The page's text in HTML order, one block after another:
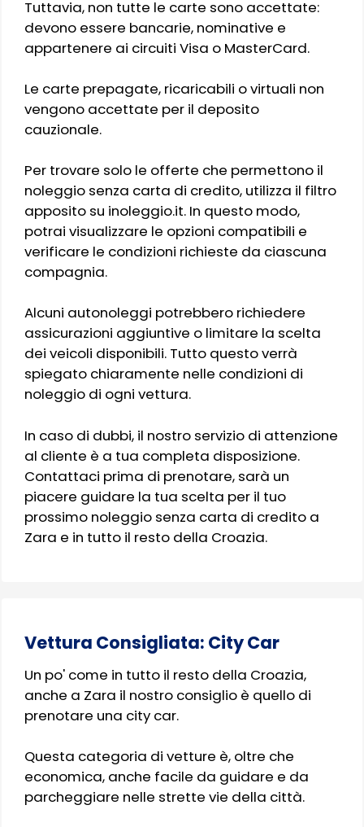
Tuttavia, non tutte le carte sono accettate:
devono essere bancarie, nominative e
appartenere ai circuiti Visa o MasterCard.
Le carte prepagate, ricaricabili o virtuali non
vengono accettate per il deposito
cauzionale.
Per trovare solo le offerte che permettono il
noleggio senza carta di credito, utilizza il filtro
apposito su inoleggio.it. In questo modo,
potrai visualizzare le opzioni compatibili e
verificare le condizioni richieste da ciascuna
compagnia.
Alcuni autonoleggi potrebbero richiedere
assicurazioni aggiuntive o limitare la scelta
dei veicoli disponibili. Tutto questo verrà
spiegato chiaramente nelle condizioni di
noleggio di ogni vettura.
In caso di dubbi, il nostro servizio di attenzione
al cliente è a tua completa disposizione.
Contattaci prima di prenotare, sarà un
piacere guidare la tua scelta per il tuo
prossimo noleggio senza carta di credito a
Zara e in tutto il resto della Croazia.
Vettura Consigliata: City Car
Un po' come in tutto il resto della Croazia,
anche a Zara il nostro consiglio è quello di
prenotare una city car.
Questa categoria di vetture è, oltre che
economica, anche facile da guidare e da
parcheggiare nelle strette vie della città.